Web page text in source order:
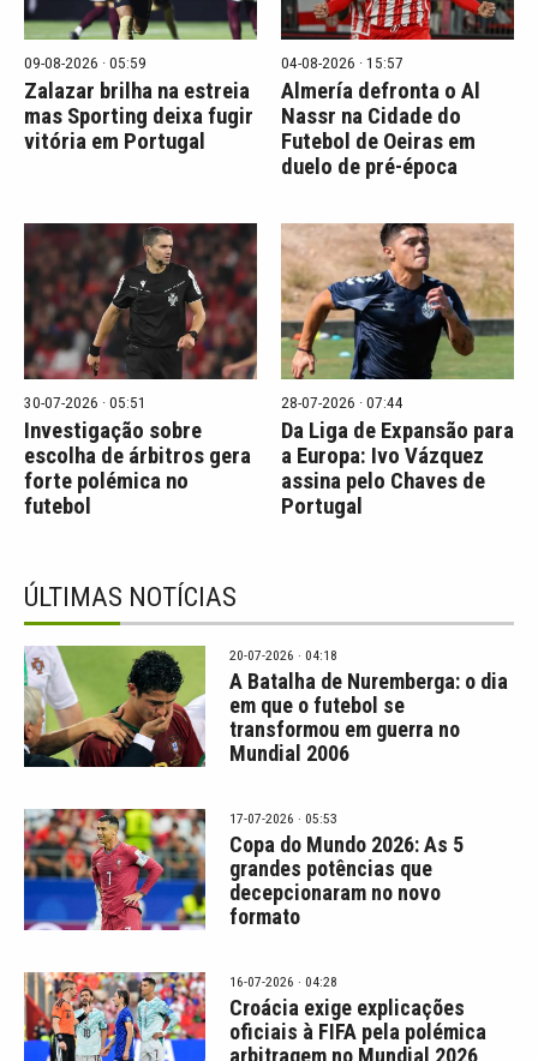
09-08-2026 · 05:59
Zalazar brilha na estreia
mas Sporting deixa fugir
vitória em Portugal
04-08-2026 · 15:57
Almería defronta o Al
Nassr na Cidade do
Futebol de Oeiras em
duelo de pré-época
30-07-2026 · 05:51
Investigação sobre
escolha de árbitros gera
forte polémica no
futebol
28-07-2026 · 07:44
Da Liga de Expansão para
a Europa: Ivo Vázquez
assina pelo Chaves de
Portugal
ÚLTIMAS NOTÍCIAS
20-07-2026 · 04:18
A Batalha de Nuremberga: o dia
em que o futebol se
transformou em guerra no
Mundial 2006
17-07-2026 · 05:53
Copa do Mundo 2026: As 5
grandes potências que
decepcionaram no novo
formato
16-07-2026 · 04:28
Croácia exige explicações
oficiais à FIFA pela polémica
arbitragem no Mundial 2026